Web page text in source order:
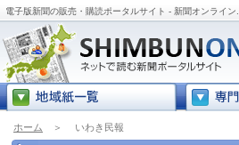
電子版新聞の販売・購読ポータルサイト - 新聞オンライン
ホーム ＞ いわき民報